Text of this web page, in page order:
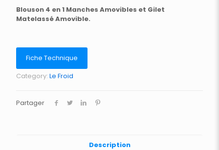
Blouson 4 en 1 Manches Amovibles et Gilet
Matelassé Amovible.
Fiche Technique
Category: Le Froid
Partager
Description